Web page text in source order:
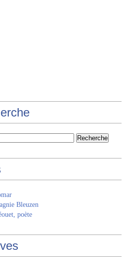
Bleuzen
poète